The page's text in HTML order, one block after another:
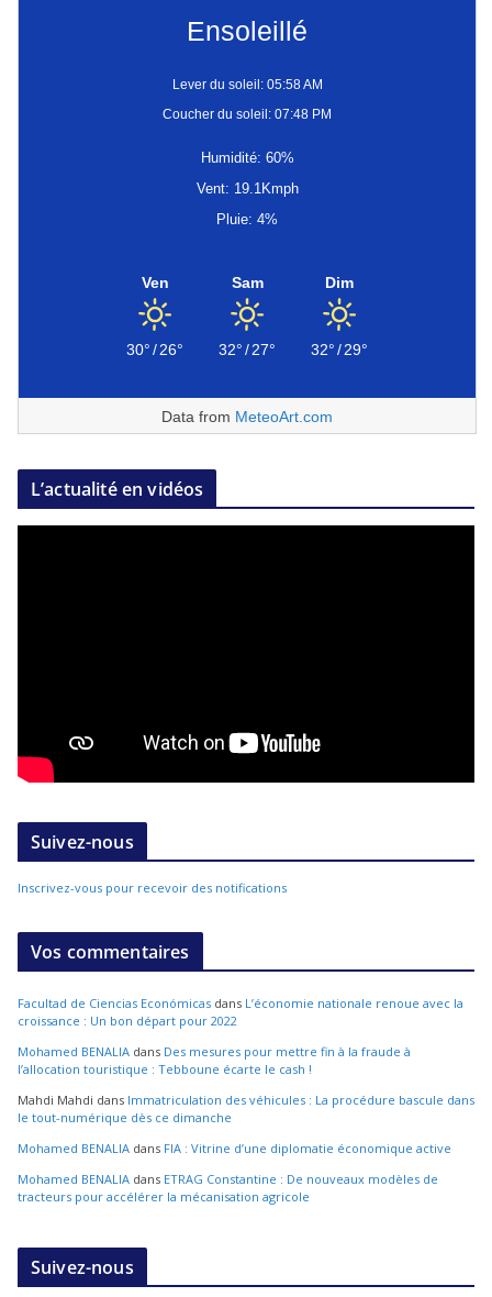
Ensoleillé
Lever du soleil: 05:58 AM
Coucher du soleil: 07:48 PM
Humidité: 60%
Vent: 19.1Kmph
Pluie: 4%
Ven
30°/26°
Sam
32°/27°
Dim
32°/29°
Data from MeteoArt.com
L’actualité en vidéos
Suivez-nous
Inscrivez-vous pour recevoir des notifications
Vos commentaires
Facultad de Ciencias Económicas dans L’économie nationale renoue avec la
croissance : Un bon départ pour 2022
Mohamed BENALIA dans Des mesures pour mettre fin à la fraude à
l’allocation touristique : Tebboune écarte le cash !
Mahdi Mahdi dans Immatriculation des véhicules : La procédure bascule dans
le tout-numérique dès ce dimanche
Mohamed BENALIA dans FIA : Vitrine d’une diplomatie économique active
Mohamed BENALIA dans ETRAG Constantine : De nouveaux modèles de
tracteurs pour accélérer la mécanisation agricole
Suivez-nous